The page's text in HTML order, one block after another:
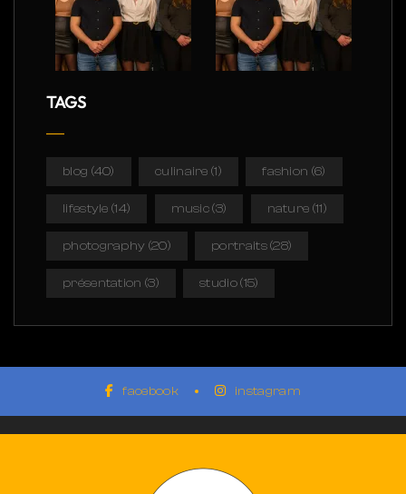
TAGS
blog (40) culinaire (1) fashion (6)
lifestyle (14) music(3) nature (11)
photography (20) portraits(28)
présentation (3) studio(15)
facebook instagram